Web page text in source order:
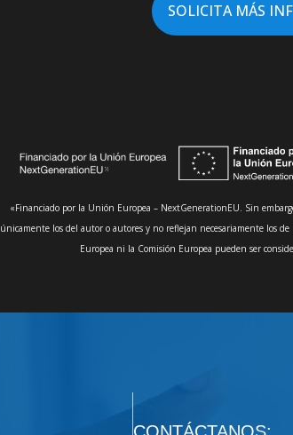
SOLICITA MÁS
«Financiado por la Unión Europea – NextGenerationEU. Sin
únicamente los del autor o autores y no reflejan necesariamente los
Europea ni la Comisión Europea pueden ser